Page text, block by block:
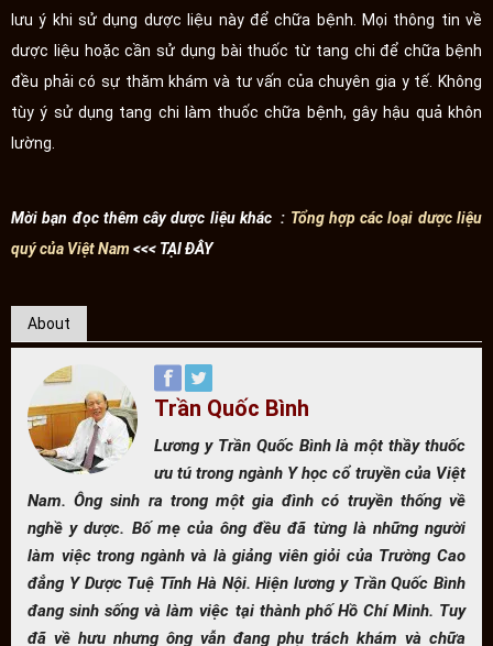
lưu ý khi sử dụng dược liệu này để chữa bệnh. Mọi thông tin về
dược liệu hoặc cần sử dụng bài thuốc từ tang chi để chữa bệnh
đều phải có sự thăm khám và tư vấn của chuyên gia y tế. Không
tùy ý sử dụng tang chi làm thuốc chữa bệnh, gây hậu quả khôn
lường.
Mời bạn đọc thêm cây dược liệu khác : Tổng hợp các loại dược liệu
quý của Việt Nam <<< TẠI ĐÂY
About
Trần Quốc Bình
Lương y Trần Quốc Bình là một thầy thuốc
ưu tú trong ngành Y học cổ truyền của Việt
Nam. Ông sinh ra trong một gia đình có truyền thống về
nghề y dược. Bố mẹ của ông đều đã từng là những người
làm việc trong ngành và là giảng viên giỏi của Trường Cao
đẳng Y Dược Tuệ Tĩnh Hà Nội. Hiện lương y Trần Quốc Bình
đang sinh sống và làm việc tại thành phố Hồ Chí Minh. Tuy
đã về hưu nhưng ông vẫn đang phụ trách khám và chữa